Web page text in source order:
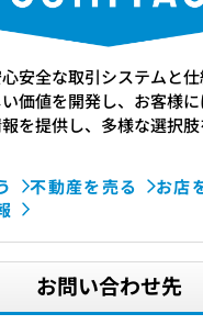
安全な取引システムと仕
価値を開発し、お客様
を提供し、多様な選択
不動産を売る
お店
お問い合わせ先